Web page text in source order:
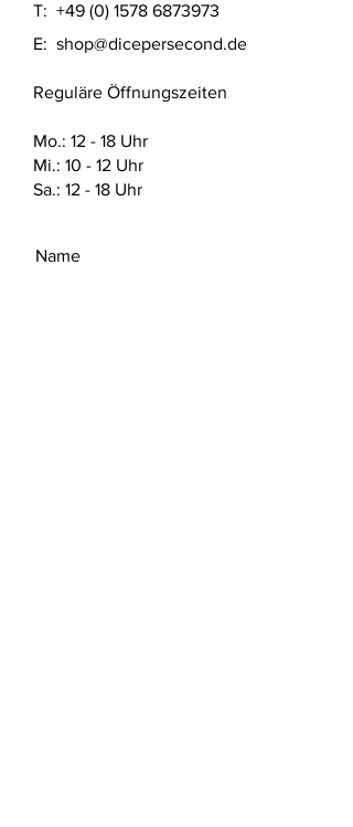
T: +49 (0) 1578 6873973
E: shop@dicepersecond.de
Reguläre Öffnungszeiten
Mo.: 12 - 18 Uhr
Mi.: 10 - 12 Uhr
Sa.: 12 - 18 Uhr